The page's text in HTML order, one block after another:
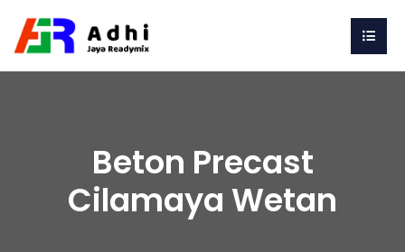
Beton Precast
Cilamaya Wetan